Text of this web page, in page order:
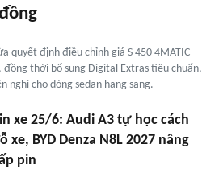
quyết định điều chỉnh giá S 450 4MATIC
đồng thời bổ sung Digital Extras tiêu chuẩn,
nghi cho dòng sedan hạng sang.
xe 25/6: Audi A3 tự học cách
xe, BYD Denza N8L 2027 nâng
pin